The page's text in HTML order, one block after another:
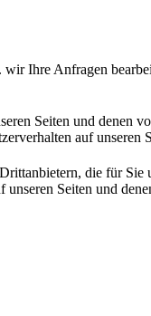
Ihre Anfragen
Seiten und denen
auf unseren
die für
unseren Seiten und